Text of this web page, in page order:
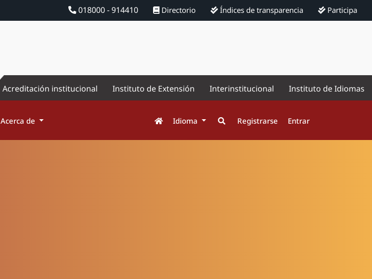
018000 - 914410 Directorio Índices de transparencia Participa
Acreditación institucional Instituto de Extensión Interinstitucional Instituto de Idiomas
Acerca de Idioma Registrarse Entrar